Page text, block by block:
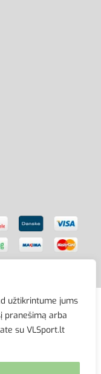
užtikrintume jums
pranešimą arba
su VLSport.lt
sutikimo